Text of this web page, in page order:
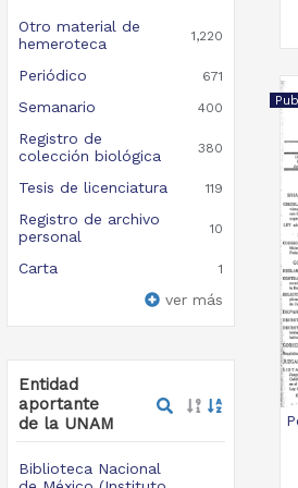
Otro material de
hemeroteca
1,220
Periódico 671
Semanario 400
Registro de
colección biológica
380
Tesis de licenciatura 119
Registro de archivo
personal
10
Carta 1
ver más
Entidad
aportante
de la UNAM
Biblioteca Nacional